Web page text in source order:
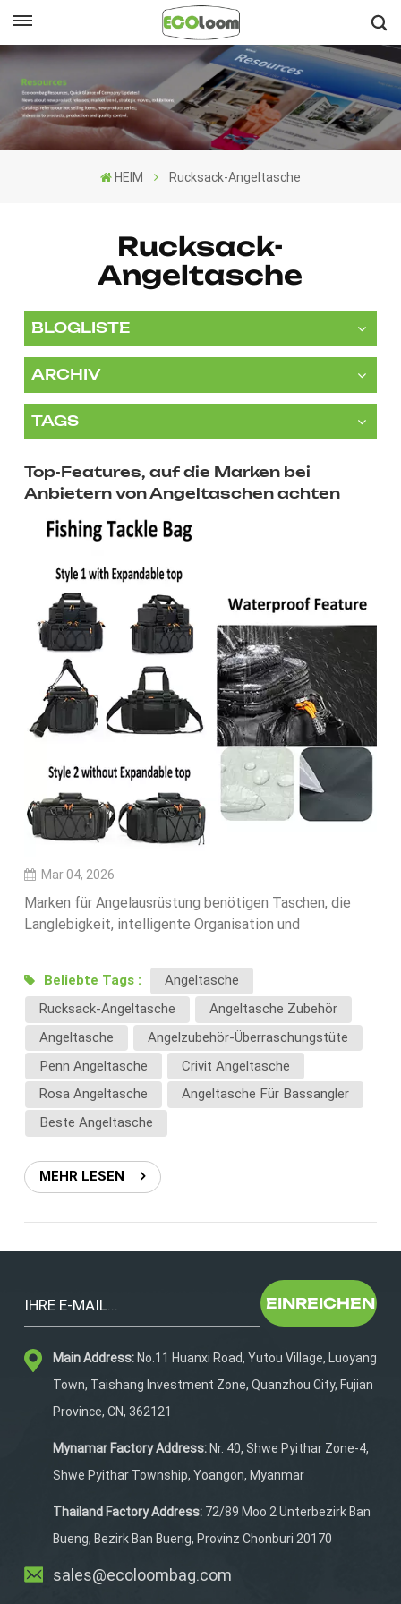
English
Français
HEIM Rucksack-Angeltasche
Rucksack-
Angeltasche
BLOGLISTE
ARCHIV
TAGS
Top-Features, auf die Marken bei
Anbietern von Angeltaschen achten
Mar 04, 2026
Marken für Angelausrüstung benötigen Taschen, die
Langlebigkeit, intelligente Organisation und
richtigen Lieferanten ist entscheidend, um diese
Anforderungen zu erfüllen.Hier sind die wichtigsten
Kriterien, auf die Marken bei der Auswahl von
Herstellern für Angeltaschen achten.1. Erweiterbares
SpeicherdesignModerne Angeltaschen sollten flexible
Aufbewahrungsmöglichkeiten bieten,
darunter:Erweiterbare obere FächerMehrere interne
TrennwändePlatz für Angelkoffer und ZubehörDies
ermöglicht es Anglern, ihre Ausrüstung effizient zu
organisieren.2. Wasserabweisende und langlebige
MaterialienAngelumgebungen erfordern hohe
gehören:Wasserabweisendes Polyester- oder Ripstop-
Witterungsbedingungen.3. Intelligentes
OrganisationssystemEine gut durchdachte Angeltasche
beinhaltet:Mehrere Taschen für Werkzeug und
KöderSchnellzugriffsfächerSpezielle Fächer für
Zangen, Schnüre und HakenEine bessere Organisation
verbessert das gesamte Nutzererlebnis.4. Komfort und
TragbarkeitKomfort ist bei langen Angelausflügen
unerlässlich. Achten Sie auf Folgendes:Gepolsterte
SchultergurteVerstellbare
TrageoptionenLeichtbauweiseEine gute Konstruktion
AnpassungsoptionenMarken müssen sich im Markt
differenzieren. Ein starker Lieferant sollte Folgendes
bieten:Individuelles Logo und BrandingEinzigartige
Beliebte Tags :
Angeltasche
Rucksack-Angeltasche
Angeltasche Zubehör
Angeltasche
Angelzubehör-Überraschungstüte
Penn Angeltasche
Crivit Angeltasche
Rosa Angeltasche
Angeltasche Für Bassangler
Beste Angeltasche
MEHR LESEN
EINREICHEN
Main Address:No.11 Huanxi Road, Yutou Village, Luoyang
Town, Taishang Investment Zone, Quanzhou City, Fujian
Province, CN, 362121
Mynamar Factory Address:Nr. 40, Shwe Pyithar Zone-4,
Shwe Pyithar Township, Yoangon, Myanmar
Thailand Factory Address:72/89 Moo 2 Unterbezirk Ban
Bueng, Bezirk Ban Bueng, Provinz Chonburi 20170
sales@ecoloombag.com